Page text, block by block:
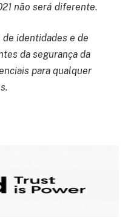
não será diferente.
identidades e de
da segurança da
para qualquer